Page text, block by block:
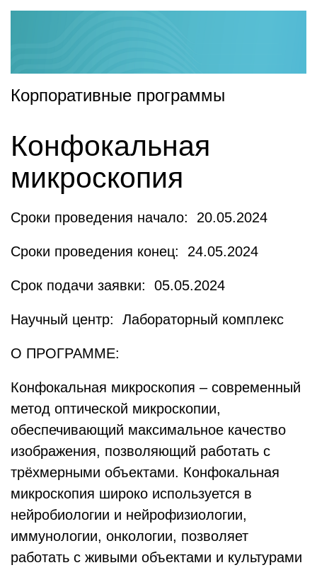
Корпоративные программы
Конфокальная
микроскопия
Сроки проведения начало: 20.05.2024
Сроки проведения конец: 24.05.2024
Срок подачи заявки: 05.05.2024
Научный центр: Лабораторный комплекс
О ПРОГРАММЕ:
Конфокальная микроскопия – современный
метод оптической микроскопии,
обеспечивающий максимальное качество
изображения, позволяющий работать с
трёхмерными объектами. Конфокальная
микроскопия широко используется в
нейробиологии и нейрофизиологии,
иммунологии, онкологии, позволяет
работать с живыми объектами и культурами